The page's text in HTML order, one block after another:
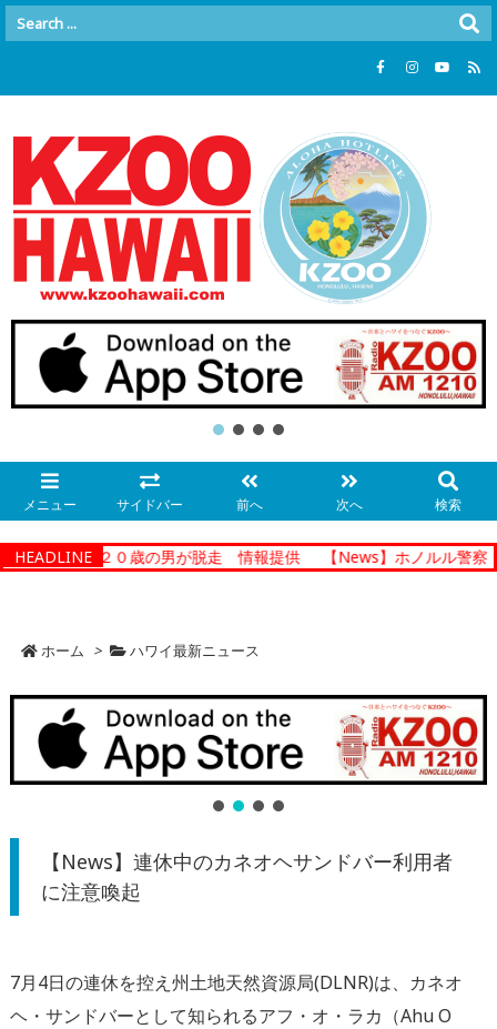
メニュー サイドバー 前へ 次へ 検索
HEADLINE
勾留中の２０歳の男が脱走 情報提供 【News】ホノルル警察
ホーム > ハワイ最新ニュース
【News】連休中のカネオヘサンドバー利用者
に注意喚起
7月4日の連休を控え州土地天然資源局(DLNR)は、カネオ
ヘ・サンドバーとして知られるアフ・オ・ラカ（Ahu O